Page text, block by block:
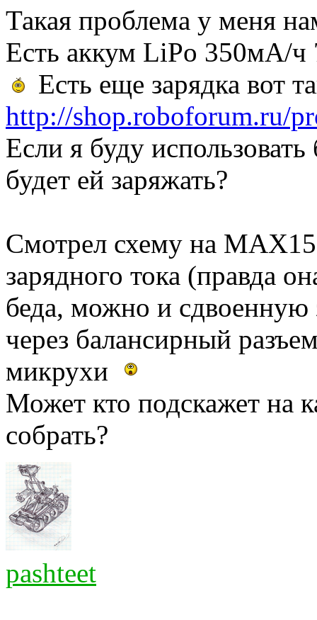
Такая проблема у меня
Есть аккум LiPo 350мА/ч
Есть еще зарядка вот
http://shop.roboforum.ru/
Если я буду
будет ей заряжать?
Смотрел схему на
зарядного тока (правда
беда, можно и сдвоенную
через балансирный
микрухи
Может кто подскажет на
собрать?
pashteet